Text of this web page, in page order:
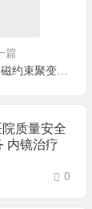
篇
t/ci 1163-2025 磁约束聚变堆环向场磁体线圈高精度无张力三辊成形d型线圈绕制工艺规范
质量安全
内镜治疗
0